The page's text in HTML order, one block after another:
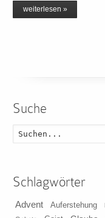
weiterlesen »
Suche
Schlagwörter
Advent Auferstehung